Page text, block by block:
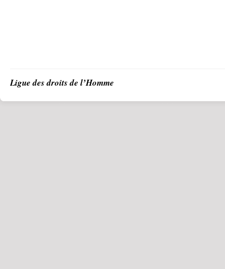
Ligue des droits de l’Homme